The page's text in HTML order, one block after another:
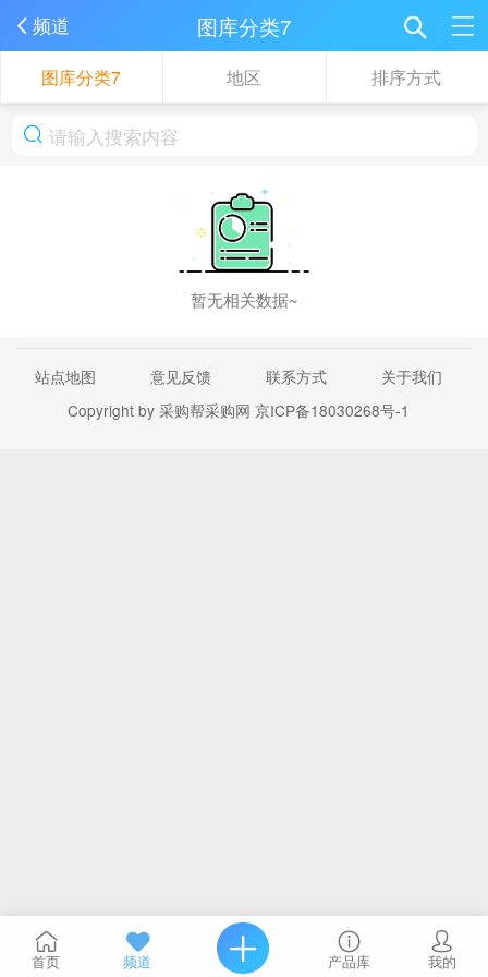
频道 图库分类7
图库分类7 地区 排序方式
暂无相关数据~
站点地图 意见反馈 联系方式
关于我们
Copyright by 采购帮采购网 京ICP备18030268号-1
首页 频道 产品库 我的